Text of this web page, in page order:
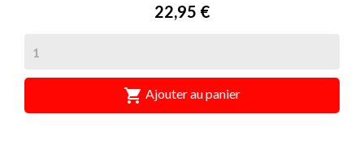
Prix
22,95 €
 Ajouter au panier